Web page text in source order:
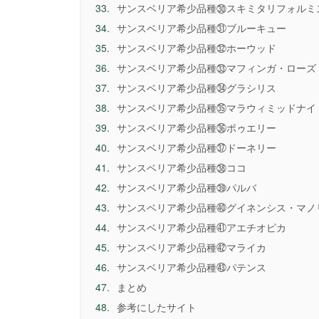
33. サンスベリア希少品種㉚スキミタリフォルミ
34. サンスベリア希少品種㉛ブルーキュー
35. サンスベリア希少品種㉜ホーウッド
36. サンスベリア希少品種㉝マフィンガ・ローズ
37. サンスベリア希少品種㉞グラシリス
38. サンスベリア希少品種㉟マラウィミッドナイ
39. サンスベリア希少品種㊱ポゥエリー
40. サンスベリア希少品種㊲ドーネリー
41. サンスベリア希少品種㊳ココ
42. サンスベリア希少品種㊴パルバ
43. サンスベリア希少品種㊵グイネンシス・マノ
44. サンスベリア希少品種㊶アエチオピカ
45. サンスベリア希少品種㊷マライカ
46. サンスベリア希少品種㊸パテンス
47.
まとめ
48. 参考にしたサイト